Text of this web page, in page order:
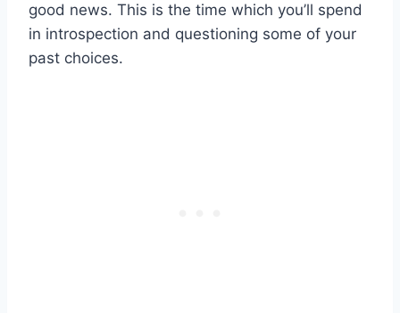
good news. This is the time which you’ll spend
in introspection and questioning some of your
past choices.